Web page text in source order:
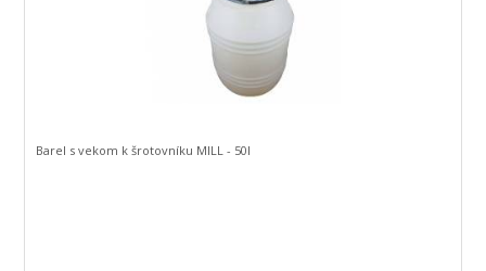
Barel s vekom k šrotovníku MILL - 50l